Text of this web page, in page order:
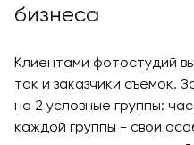
бизнеса
Клиентами фотостудий
так и заказчики съемок.
на 2 условные группы:
каждой группы - свои